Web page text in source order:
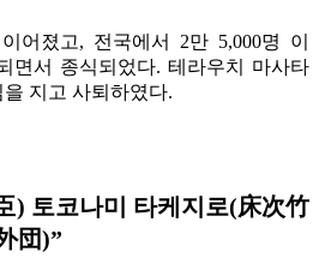
어졌고, 전국에서 2만 5,000명 이
면서 종식되었다. 테라우치 마사타
지고 사퇴하였다.
) 토코나미 타케지로(床次竹
団)”